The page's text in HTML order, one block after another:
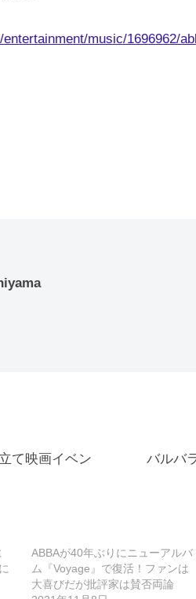
music/1696962/
て映画イベン
バルバ
ABBAが40年ぶりにニューアルバ
ム『Voyage』で復活！ファンは
大喜びだが批評家は賛否両論